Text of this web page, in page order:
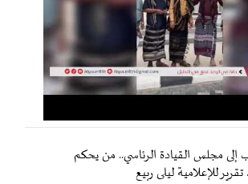
إلى مجلس القيادة الرئاسي.. من يحكم
للإعلامية ليلى ربيع